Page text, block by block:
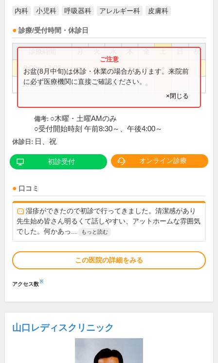
内科 小児科 呼吸器科 アレルギー科 皮膚科
診療/受付時間・休診日
祝
9:00～12:00 ● ● ● ● ●
16:30～19:00 ● ● ●
お盆(8月中旬)は休診・休業の場合があります。来院前
に必ず医療機関に直接ご確認ください。
×閉じる
備考: ○木曜・土曜AMのみ
○受付開始時刻 午前8:30～、午後4:00～
休診日: 日、祝
初診受付 オンライン診療
口コミ
湿疹ができたので初診で行ってきました。清潔感があり
先生始め皆さん明るくて話しやすい、アットホームな雰囲気
でした。何かあっ...
もっと読む
この医院の詳細をみる
アクセス数※
山口レディスクリニック